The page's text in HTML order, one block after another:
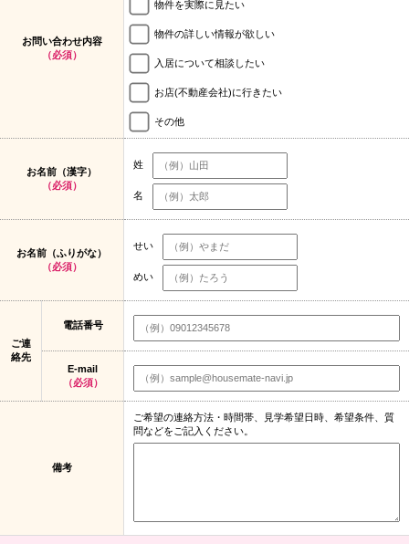
お問い合わせ内容
（必須）
物件を実際に見たい
物件の詳しい情報が欲しい
入居について相談したい
お店(不動産会社)に行きたい
その他
お名前（漢字）
（必須）
姓
名
お名前（ふりがな）
（必須）
せい
めい
ご連
絡先
電話番号
E-mail
（必須）
備考
ご希望の連絡方法・時間帯、見学希望日時、希望条件、質
問などをご記入ください。